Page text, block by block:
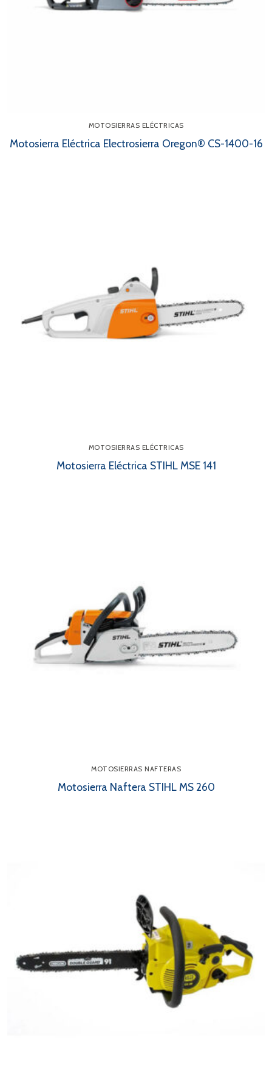
MOTOSIERRAS ELÉCTRICAS
Motosierra Eléctrica Electrosierra Oregon® CS-1400-16
MOTOSIERRAS ELÉCTRICAS
Motosierra Eléctrica STIHL MSE 141
MOTOSIERRAS NAFTERAS
Motosierra Naftera STIHL MS 260